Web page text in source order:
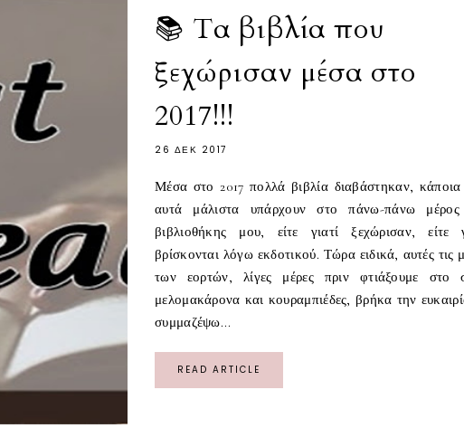
📚 Τα βιβλία που
ξεχώρισαν μέσα στο
2017!!!
26 ΔΕΚ 2017
Μέσα στο 2017 πολλά βιβλία διαβάστηκαν,
αυτά μάλιστα υπάρχουν στο πάνω-πάνω
βιβλιοθήκης μου, είτε γιατί ξεχώρισαν, είτε
βρίσκονται λόγω εκδοτικού. Τώρα ειδικά, αυτές τις
των εορτών, λίγες μέρες πριν φτιάξουμε στο
μελομακάρονα και κουραμπιέδες, βρήκα την
συμμαζέψω...
READ ARTICLE